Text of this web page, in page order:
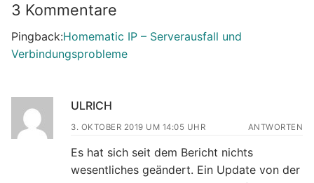
3 Kommentare
Pingback:Homematic IP – Serverausfall und
Verbindungsprobleme
ULRICH
3. OKTOBER 2019 UM 14:05 UHR ANTWORTEN
Es hat sich seit dem Bericht nichts
wesentliches geändert. Ein Update von der